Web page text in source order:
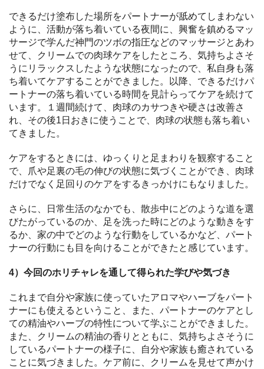
できるだけ塗布した場所をパートナーが舐めてしまわない
ように、活動が落ち着いている夜間に、興奮を鎮めるマッ
サージで学んだ神門のツボの指圧などのマッサージとあわ
せて、クリームでの肉球ケアをしたところ、気持ちよさそ
うにリラックスしたような状態になったので、私自身も落
ち着いてケアすることができました。以降、できるだけパ
ートナーの落ち着いている時間を見計らってケアを続けて
います。１週間続けて、肉球のカサつきや硬さは改善さ
れ、その後1日おきに使うことで、肉球の状態も落ち着い
てきました。
ケアをするときには、ゆっくりと足まわりを観察すること
で、爪や足裏の毛の伸びの状態に気づくことができ、肉球
だけでなく足回りのケアをするきっかけにもなりました。
さらに、日常生活のなかでも、散歩中にどのような道を選
びたがっているのか、足を洗った時にどのような動きをす
るか、家の中でどのような行動をしているかなど、パート
ナーの行動にも目を向けることができたと感じています。
4）今回のホリチャレを通して得られた学びや気づき
これまで自分や家族に使っていたアロマやハーブをパート
ナーにも使えるということ、また、パートナーのケアとし
ての精油やハーブの特性について学ぶことができました。
また、クリームの精油の香りとともに、気持ちよさそうに
しているパートナーの様子に、自分や家族も癒されている
ことに気づきました。ケア前に、クリームを見せて声かけ